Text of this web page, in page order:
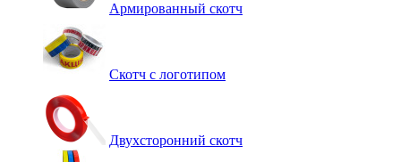
Армированный скотч
Скотч с логотипом
Двухсторонний скотч